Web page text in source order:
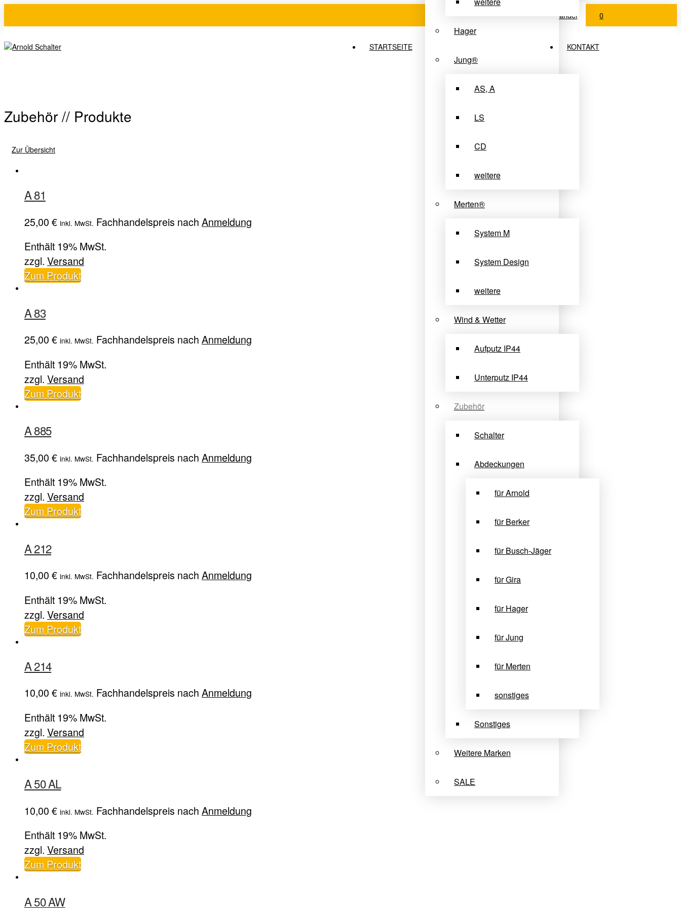
Login Fachhandel 0
STARTSEITE
Hager
Jung®
AS, A
LS
CD
weitere
Merten®
System M
System Design
weitere
Wind & Wetter
Aufputz IP44
Unterputz IP44
Zubehör
Schalter
Abdeckungen
für Arnold
für Berker
für Busch-Jäger
für Gira
für Hager
für Jung
für Merten
sonstiges
Sonstiges
Weitere Marken
SALE
KONTAKT
Zubehör // Produkte
Zur Übersicht
A 81
25,00 € inkl. MwSt. Fachhandelspreis nach Anmeldung
Enthält 19% MwSt.
zzgl. Versand
Zum Produkt
A 83
25,00 € inkl. MwSt. Fachhandelspreis nach Anmeldung
Enthält 19% MwSt.
zzgl. Versand
Zum Produkt
A 885
35,00 € inkl. MwSt. Fachhandelspreis nach Anmeldung
Enthält 19% MwSt.
zzgl. Versand
Zum Produkt
A 212
10,00 € inkl. MwSt. Fachhandelspreis nach Anmeldung
Enthält 19% MwSt.
zzgl. Versand
Zum Produkt
A 214
10,00 € inkl. MwSt. Fachhandelspreis nach Anmeldung
Enthält 19% MwSt.
zzgl. Versand
Zum Produkt
A 50 AL
10,00 € inkl. MwSt. Fachhandelspreis nach Anmeldung
Enthält 19% MwSt.
zzgl. Versand
Zum Produkt
A 50 AW